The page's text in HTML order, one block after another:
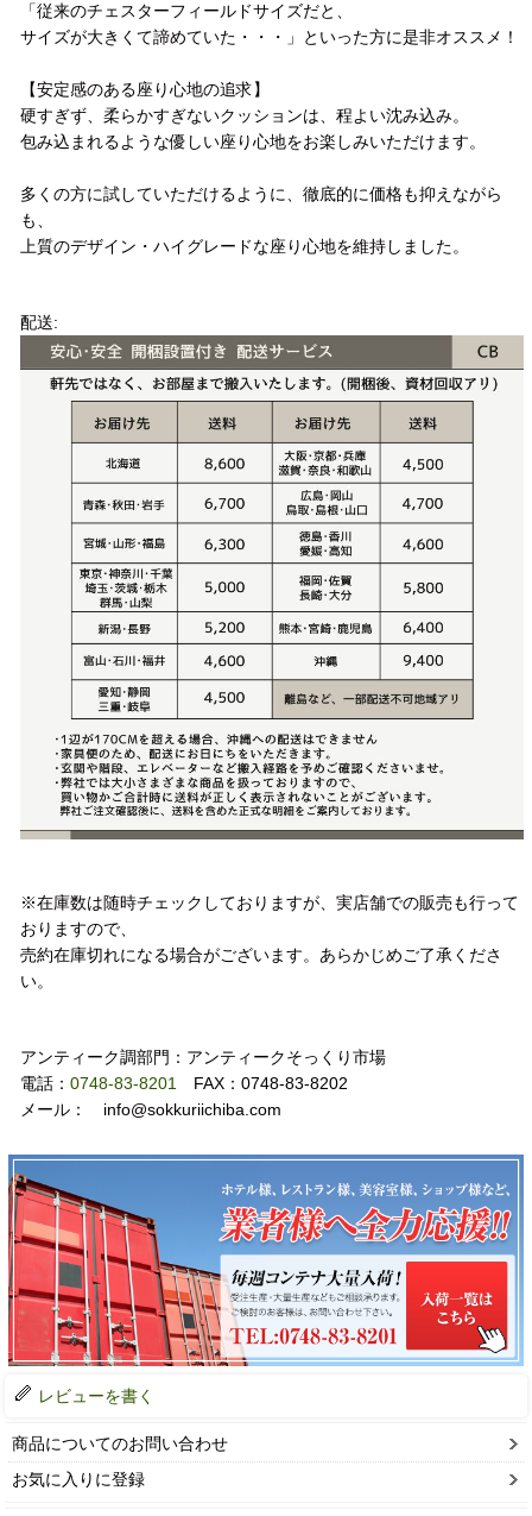
「従来のチェスターフィールドサイズだと、
サイズが大きくて諦めていた・・・」といった方に是非オススメ！
【安定感のある座り心地の追求】
硬すぎず、柔らかすぎないクッションは、程よい沈み込み。
包み込まれるような優しい座り心地をお楽しみいただけます。
多くの方に試していただけるように、徹底的に価格も抑えながら
も、
上質のデザイン・ハイグレードな座り心地を維持しました。
配送:
※在庫数は随時チェックしておりますが、実店舗での販売も行って
おりますので、
売約在庫切れになる場合がございます。あらかじめご了承くださ
い。
アンティーク調部門：アンティークそっくり市場
電話： 0748-83-8201 FAX：0748-83-8202
メール： info@sokkuriichiba.com
レビューを書く
商品についてのお問い合わせ
お気に入りに登録